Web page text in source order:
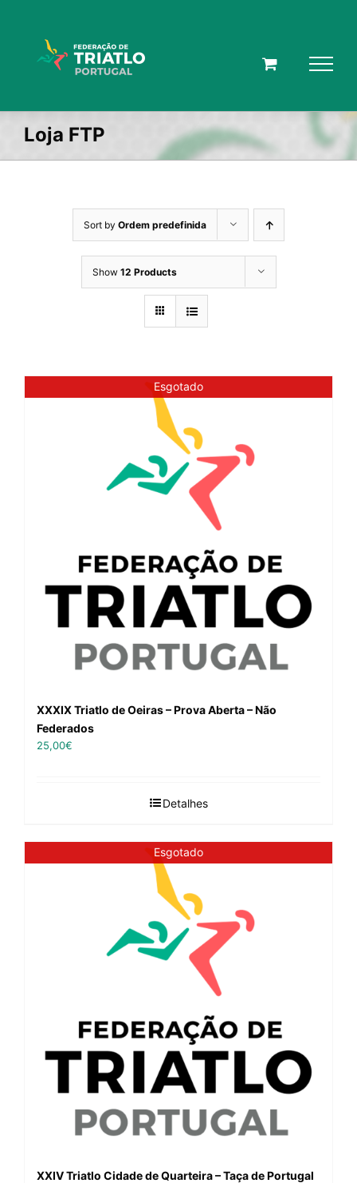
Loja FTP
Sort by Ordem predefinida
Show 12 Products
Esgotado
XXXIX Triatlo de Oeiras – Prova Aberta – Não
Federados
25,00€
Detalhes
Esgotado
XXIV Triatlo Cidade de Quarteira – Taça de Portugal